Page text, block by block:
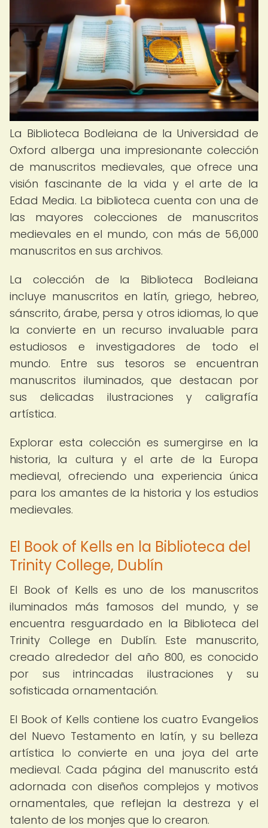
La Biblioteca Bodleiana de la Universidad de
Oxford alberga una impresionante colección
de manuscritos medievales, que ofrece una
visión fascinante de la vida y el arte de la
Edad Media. La biblioteca cuenta con una de
las mayores colecciones de manuscritos
medievales en el mundo, con más de 56,000
manuscritos en sus archivos.
La colección de la Biblioteca Bodleiana
incluye manuscritos en latín, griego, hebreo,
sánscrito, árabe, persa y otros idiomas, lo que
la convierte en un recurso invaluable para
estudiosos e investigadores de todo el
mundo. Entre sus tesoros se encuentran
manuscritos iluminados, que destacan por
sus delicadas ilustraciones y caligrafía
artística.
Explorar esta colección es sumergirse en la
historia, la cultura y el arte de la Europa
medieval, ofreciendo una experiencia única
para los amantes de la historia y los estudios
medievales.
El Book of Kells en la Biblioteca del
Trinity College, Dublín
El Book of Kells es uno de los manuscritos
iluminados más famosos del mundo, y se
encuentra resguardado en la Biblioteca del
Trinity College en Dublín. Este manuscrito,
creado alrededor del año 800, es conocido
por sus intrincadas ilustraciones y su
sofisticada ornamentación.
El Book of Kells contiene los cuatro Evangelios
del Nuevo Testamento en latín, y su belleza
artística lo convierte en una joya del arte
medieval. Cada página del manuscrito está
adornada con diseños complejos y motivos
ornamentales, que reflejan la destreza y el
talento de los monjes que lo crearon.